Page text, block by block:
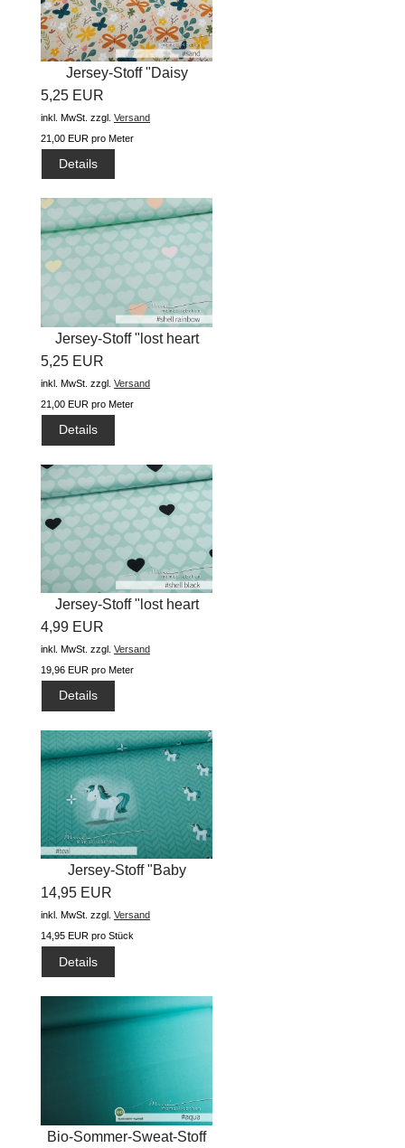
Jersey-Stoff "Daisy
allover...
5,25 EUR
inkl. MwSt. zzgl. Versand
21,00 EUR pro Meter
Details
Jersey-Stoff "lost heart
#shell...
5,25 EUR
inkl. MwSt. zzgl. Versand
21,00 EUR pro Meter
Details
Jersey-Stoff "lost heart
#shell...
4,99 EUR
inkl. MwSt. zzgl. Versand
19,96 EUR pro Meter
Details
Jersey-Stoff "Baby
Unicorn...
14,95 EUR
inkl. MwSt. zzgl. Versand
14,95 EUR pro Stück
Details
Bio-Sommer-Sweat-Stoff